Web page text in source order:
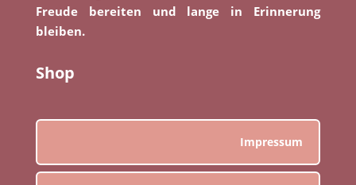
Freude bereiten und lange in Erinnerung
bleiben.
Shop
Impressum